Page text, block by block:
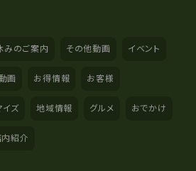
みのご案内 その他動画 イベント
画 お得情報 お客様
イズ 地域情報 グルメ おでかけ
紹介